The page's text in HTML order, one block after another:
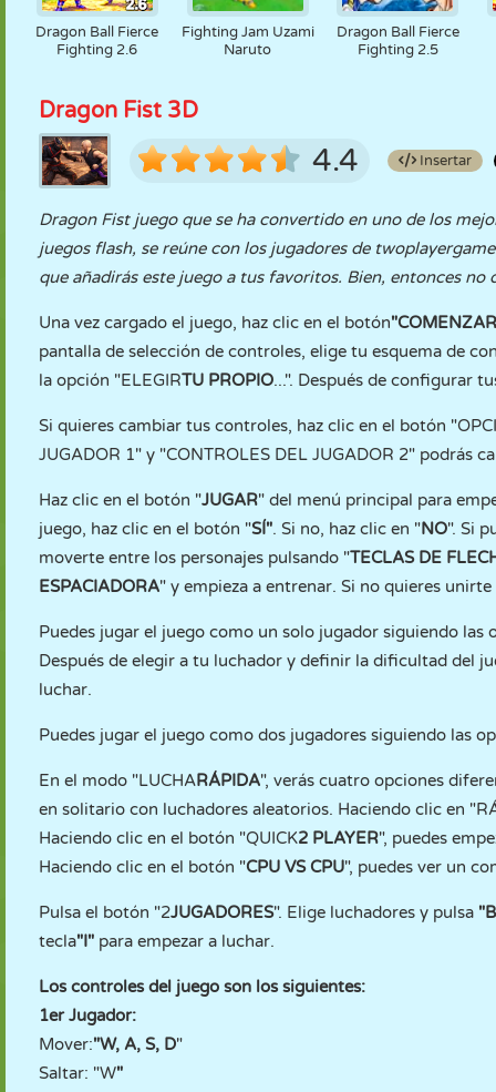
Dragon Ball Fierce
Fighting 2.6
Fighting Jam Uzami
Naruto
Dragon Ball Fierce
Fighting 2.5
Dragon Fist 3D
4.4 Insertar
Dragon Fist juego que se ha convertido en uno de los
juegos flash, se reúne con los jugadores de
que añadirás este juego a tus favoritos. Bien, entonces
Una vez cargado el juego, haz clic en el botón
pantalla de selección de controles, elige tu esquema de
la opción "ELEGIRTU PROPIO...". Después de configurar
Si quieres cambiar tus controles, haz clic en el botón
JUGADOR 1" y "CONTROLES DEL JUGADOR 2" podrás
Haz clic en el botón "JUGAR" del menú principal para
juego, haz clic en el botón "SÍ". Si no, haz clic en "NO". Si
moverte entre los personajes pulsando "TECLAS DE
ESPACIADORA" y empieza a entrenar. Si no quieres
Puedes jugar el juego como un solo jugador siguiendo las
Después de elegir a tu luchador y definir la dificultad del
luchar.
Puedes jugar el juego como dos jugadores siguiendo las
En el modo "LUCHARÁPIDA", verás cuatro opciones
en solitario con luchadores aleatorios. Haciendo clic en
Haciendo clic en el botón "QUICK2 PLAYER", puedes
Haciendo clic en el botón "CPU VS CPU", puedes ver un
Pulsa el botón "2JUGADORES". Elige luchadores y pulsa
tecla"I" para empezar a luchar.
Los controles del juego son los siguientes:
1er Jugador:
Mover:"W, A, S, D"
Saltar: "W"